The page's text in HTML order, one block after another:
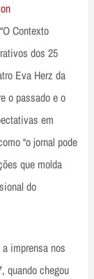
Contexto
dos 25
Eva Herz da
o passado e o
em
“o jornal pode
que molda
do
imprensa nos
quando chegou